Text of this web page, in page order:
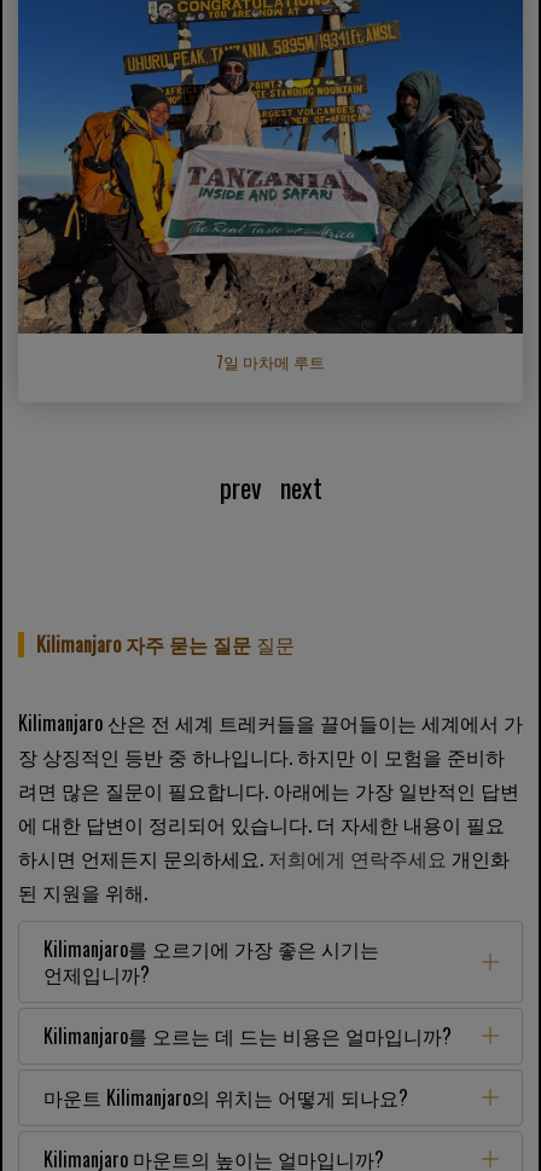
7일 마차메 루트
prev next
Kilimanjaro 자주 묻는 질문 질문
Kilimanjaro 산은 전 세계 트레커들을 끌어들이는 세계에서 가
장 상징적인 등반 중 하나입니다. 하지만 이 모험을 준비하
려면 많은 질문이 필요합니다. 아래에는 가장 일반적인 답변
에 대한 답변이 정리되어 있습니다. 더 자세한 내용이 필요
하시면 언제든지 문의하세요. 저희에게 연락주세요 개인화
된 지원을 위해.
Kilimanjaro를 오르기에 가장 좋은 시기는
언제입니까?
Kilimanjaro를 오르는 데 드는 비용은 얼마입니까?
마운트 Kilimanjaro의 위치는 어떻게 되나요?
Kilimanjaro 마운트의 높이는 얼마입니까?